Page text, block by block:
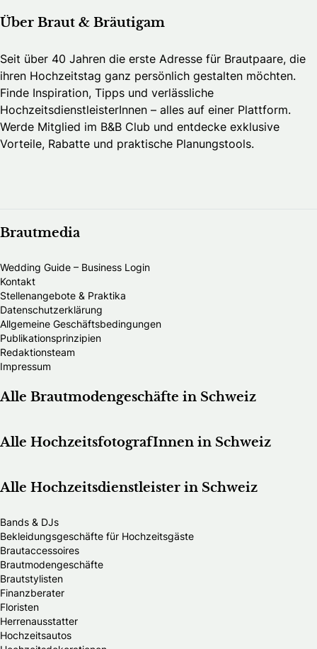
Über Braut & Bräutigam
Seit über 40 Jahren die erste Adresse für Brautpaare, die
ihren Hochzeitstag ganz persönlich gestalten möchten.
Finde Inspiration, Tipps und verlässliche
HochzeitsdienstleisterInnen – alles auf einer Plattform.
Werde Mitglied im B&B Club und entdecke exklusive
Vorteile, Rabatte und praktische Planungstools.
Brautmedia
Wedding Guide – Business Login
Kontakt
Stellenangebote & Praktika
Datenschutzerklärung
Allgemeine Geschäftsbedingungen
Publikationsprinzipien
Redaktionsteam
Impressum
Alle Brautmodengeschäfte in Schweiz
Alle HochzeitsfotografInnen in Schweiz
Alle Hochzeitsdienstleister in Schweiz
Bands & DJs
Bekleidungsgeschäfte für Hochzeitsgäste
Brautaccessoires
Brautmodengeschäfte
Brautstylisten
Finanzberater
Floristen
Herrenausstatter
Hochzeitsautos